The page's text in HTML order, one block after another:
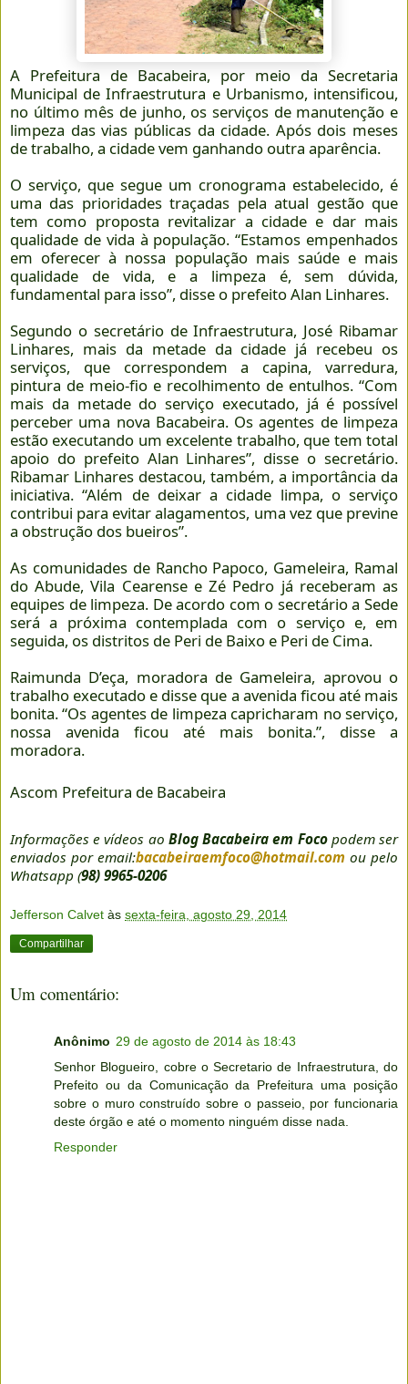
A Prefeitura de Bacabeira, por meio da Secretaria
Municipal de Infraestrutura e Urbanismo, intensificou,
no último mês de junho, os serviços de manutenção e
limpeza das vias públicas da cidade. Após dois meses
de trabalho, a cidade vem ganhando outra aparência.
O serviço, que segue um cronograma estabelecido, é
uma das prioridades traçadas pela atual gestão que
tem como proposta revitalizar a cidade e dar mais
qualidade de vida à população. “Estamos empenhados
em oferecer à nossa população mais saúde e mais
qualidade de vida, e a limpeza é, sem dúvida,
fundamental para isso”, disse o prefeito Alan Linhares.
Segundo o secretário de Infraestrutura, José Ribamar
Linhares, mais da metade da cidade já recebeu os
serviços, que correspondem a capina, varredura,
pintura de meio-fio e recolhimento de entulhos. “Com
mais da metade do serviço executado, já é possível
perceber uma nova Bacabeira. Os agentes de limpeza
estão executando um excelente trabalho, que tem total
apoio do prefeito Alan Linhares”, disse o secretário.
Ribamar Linhares destacou, também, a importância da
iniciativa. “Além de deixar a cidade limpa, o serviço
contribui para evitar alagamentos, uma vez que previne
a obstrução dos bueiros”.
As comunidades de Rancho Papoco, Gameleira, Ramal
do Abude, Vila Cearense e Zé Pedro já receberam as
equipes de limpeza. De acordo com o secretário a Sede
será a próxima contemplada com o serviço e, em
seguida, os distritos de Peri de Baixo e Peri de Cima.
Raimunda D’eça, moradora de Gameleira, aprovou o
trabalho executado e disse que a avenida ficou até mais
bonita. “Os agentes de limpeza capricharam no serviço,
nossa avenida ficou até mais bonita.”, disse a
moradora.
Ascom Prefeitura de Bacabeira
Informações e vídeos ao Blog Bacabeira em Focopodem ser
enviados por email:bacabeiraemfoco@hotmail.com ou pelo
Whatsapp (98) 9965-0206
Jefferson Calvet às sexta-feira, agosto 29, 2014
Compartilhar
Um comentário:
Anônimo 29 de agosto de 2014 às 18:43
Senhor Blogueiro, cobre o Secretario de Infraestrutura, do
Prefeito ou da Comunicação da Prefeitura uma posição
sobre o muro construído sobre o passeio, por funcionaria
deste órgão e até o momento ninguém disse nada.
Responder